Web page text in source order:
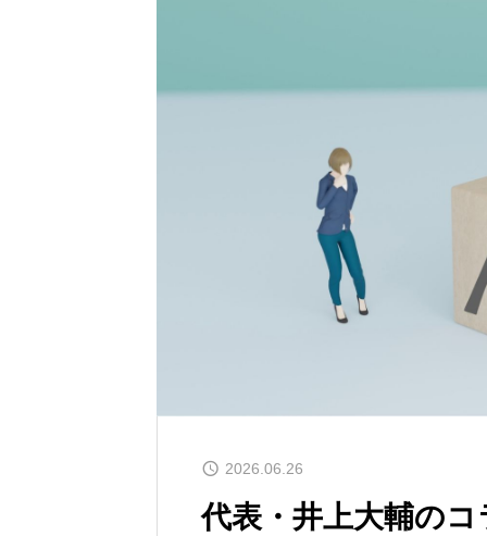
2026.06.26
代表・井上大輔の